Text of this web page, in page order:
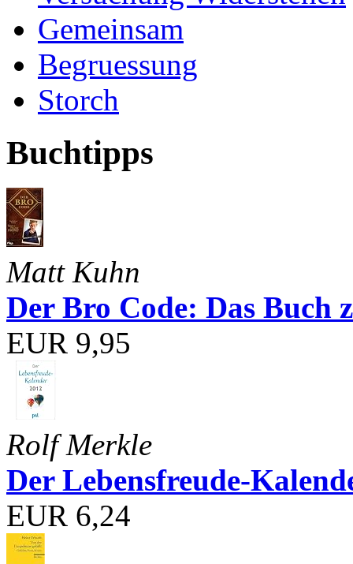
Gemeinsam
Begruessung
Storch
Buchtipps
Matt Kuhn
Der Bro Code: Das Buch
EUR 9,95
Rolf Merkle
Der Lebensfreude-
EUR 6,24